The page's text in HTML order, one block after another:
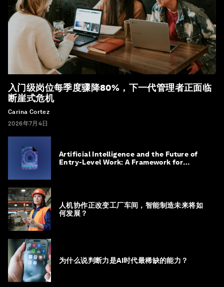
入门级岗位每季度骤降80%，下一代管理者正面临
断崖式危机
Carina Cortez
2026年7月4日
Artificial Intelligence and the Future of
Entry-Level Work: A Framework for
人机协作正改变工厂车间，智能制造未来将如
何发展？
为什么说判断力是AI时代最稀缺的能力？